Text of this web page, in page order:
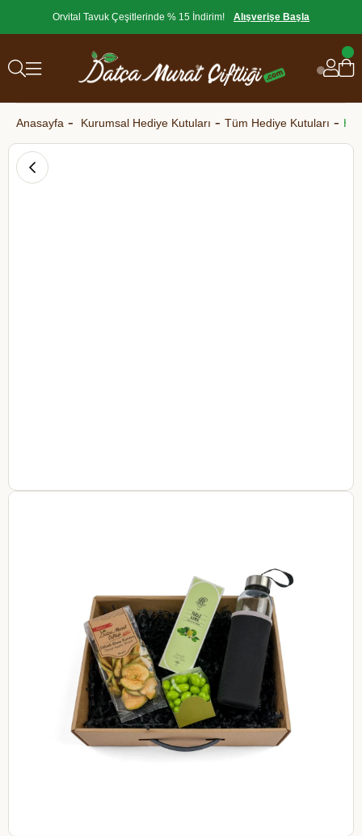
Orvital Tavuk Çeşitlerinde % 15 İndirim! Alışverişe Başla
Anasayfa Kurumsal Hediye Kutuları Tüm Hediye Kutuları